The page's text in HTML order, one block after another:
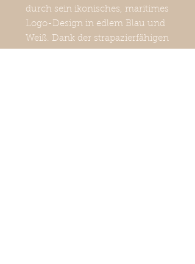
durch sein ikonisches, maritimes
Logo-Design in edlem Blau und
Weiß. Dank der strapazierfähigen